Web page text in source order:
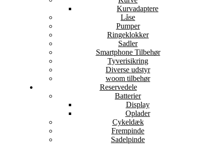
Kurvadaptere
Låse
Pumper
Ringeklokker
Sadler
Smartphone Tilbehør
Tyverisikring
Diverse udstyr
woom tilbehør
Reservedele
Batterier
Display
Oplader
Cykeldæk
Frempinde
Sadelpinde